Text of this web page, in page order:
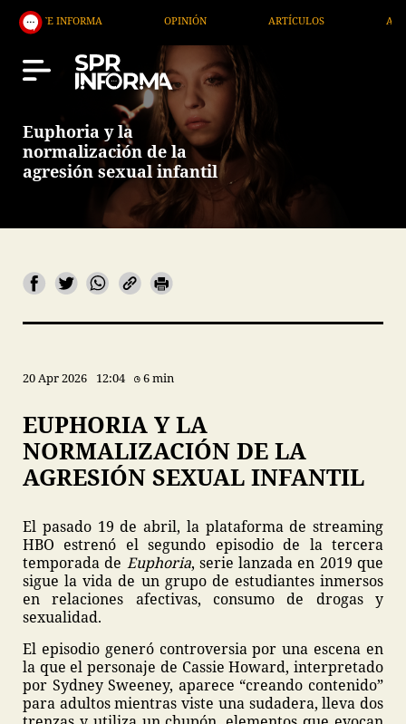
OPINIÓN ARTÍCULOS ARTE /
Euphoria y la
normalización de la
agresión sexual infantil
20 Apr 2026 12:04 6 min
EUPHORIA Y LA
NORMALIZACIÓN DE LA
AGRESIÓN SEXUAL INFANTIL
El pasado 19 de abril, la plataforma de streaming
HBO estrenó el segundo episodio de la tercera
temporada de Euphoria, serie lanzada en 2019 que
sigue la vida de un grupo de estudiantes inmersos
en relaciones afectivas, consumo de drogas y
sexualidad.
El episodio generó controversia por una escena en
la que el personaje de Cassie Howard, interpretado
por Sydney Sweeney, aparece “creando contenido”
para adultos mientras viste una sudadera, lleva dos